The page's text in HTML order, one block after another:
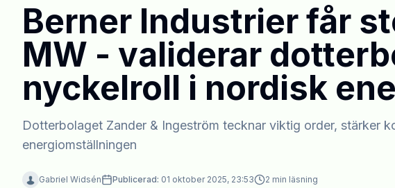
Berner Industrier får
MW - validerar
nyckelroll i nordisk
Dotterbolaget Zander & Ingeström tecknar viktig order, stärker
energiomställningen
Gabriel Widsén Publicerad: 01 oktober 2025, 23:53 2 min läsning